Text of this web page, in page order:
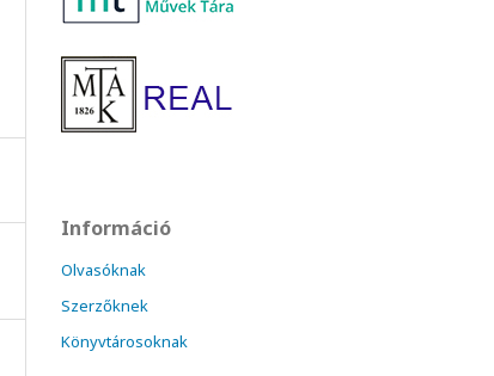
Információ
Olvasóknak
Szerzőknek
Könyvtárosoknak